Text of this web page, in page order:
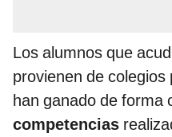
Los alumnos que
provienen de
han ganado de forma
competencias